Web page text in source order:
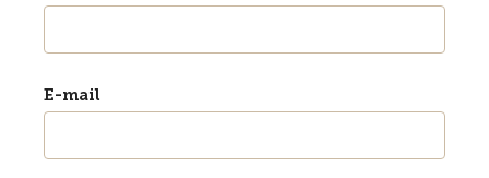
E-mail